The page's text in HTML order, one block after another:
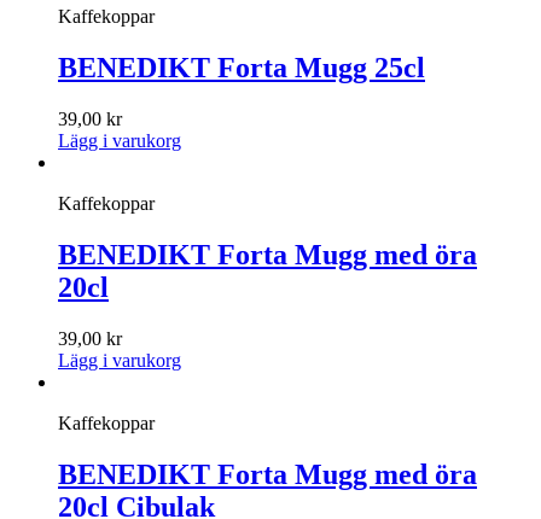
Kaffekoppar
BENEDIKT Forta Mugg 25cl
39,00 kr
Lägg i varukorg
Kaffekoppar
BENEDIKT Forta Mugg med öra
20cl
39,00 kr
Lägg i varukorg
Kaffekoppar
BENEDIKT Forta Mugg med öra
20cl Cibulak